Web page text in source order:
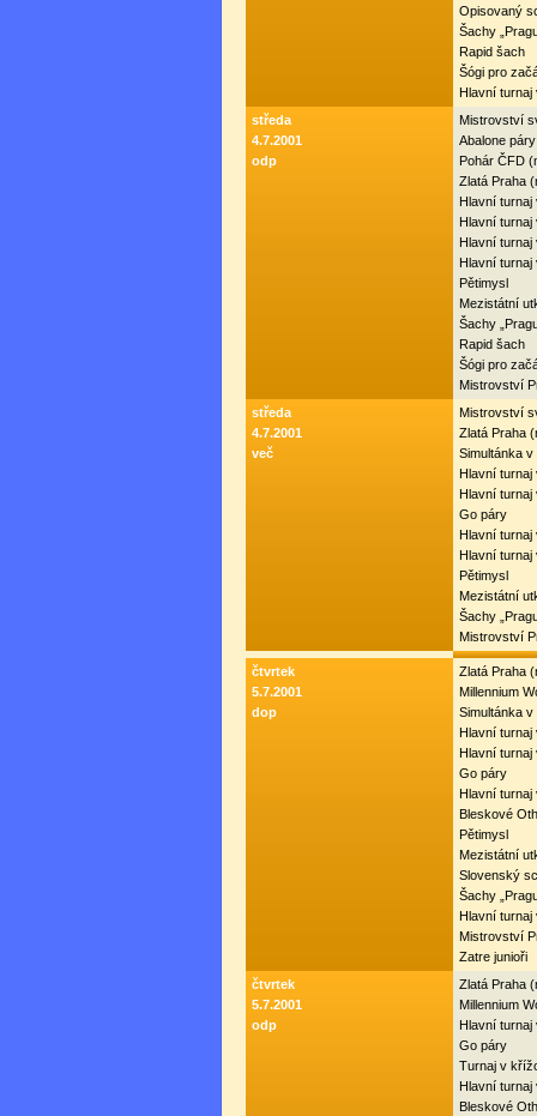
Opisovaný
Šachy
Rapid šach
Šógi pro
Hlavní turnaj
středa
4.7.2001
odp
Mistrovství
Abalone páry
Pohár ČFD
Zlatá Praha
Hlavní turnaj
Hlavní turnaj
Hlavní turnaj
Hlavní turnaj
Pětimysl
Mezistátní
Šachy
Rapid šach
Šógi pro
Mistrovství
středa
4.7.2001
več
Mistrovství
Zlatá Praha
Simultánka
Hlavní turnaj
Hlavní turnaj
Go páry
Hlavní turnaj
Hlavní turnaj
Pětimysl
Mezistátní
Šachy
Mistrovství
čtvrtek
5.7.2001
dop
Zlatá Praha
Millennium
Simultánka
Hlavní turnaj
Hlavní turnaj
Go páry
Hlavní turnaj
Bleskové
Pětimysl
Mezistátní
Slovenský
Šachy
Hlavní turnaj
Mistrovství
Zatre junioři
čtvrtek
5.7.2001
odp
Zlatá Praha
Millennium
Hlavní turnaj
Go páry
Turnaj v
Hlavní
Bleskové